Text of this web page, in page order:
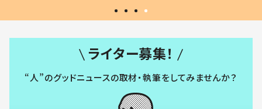
ライター募集！
“人”のグッドニュースの取材・執筆をしてみませんか？